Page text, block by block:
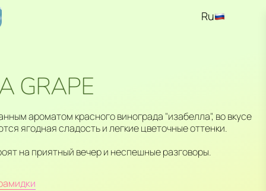
Ru
GRAPE
ароматом красного винограда "изабелла", во вкусе
ягодная сладость и легкие цветочные оттенки.
на приятный вечер и неспешные разговоры.